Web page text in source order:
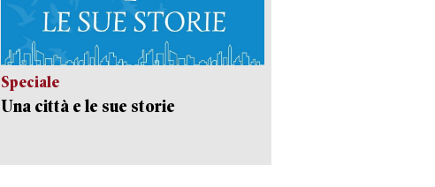
Speciale
Una città e le sue storie